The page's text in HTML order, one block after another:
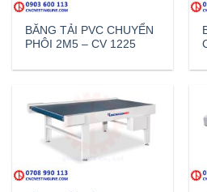
BĂNG TẢI PVC CHUYỂN
PHÔI 2M5 – CV 1225